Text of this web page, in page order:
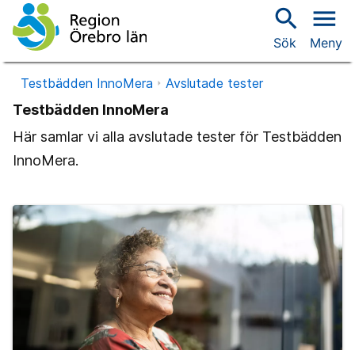
search
Sök
menu
Meny
Testbädden InnoMera Avslutade tester
Testbädden InnoMera
Här samlar vi alla avslutade tester för Testbädden
InnoMera.